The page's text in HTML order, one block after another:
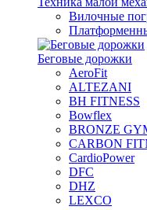
Вилочные
Беговые дорожки
AeroFit
ALTEZANI
BH FITNESS
Bowflex
BRONZE
CARBON
CardioPower
DFC
DHZ
LEXCO